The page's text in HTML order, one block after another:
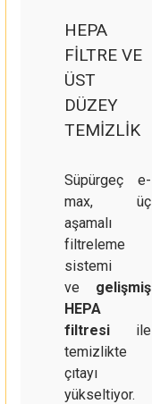
HEPA
FİLTRE VE
ÜST
DÜZEY
TEMİZLİK
Süpürgeç e-
max, üç
aşamalı
filtreleme
sistemi
ve gelişmiş
HEPA
filtresiile
temizlikte
çıtayı
yükseltiyor.